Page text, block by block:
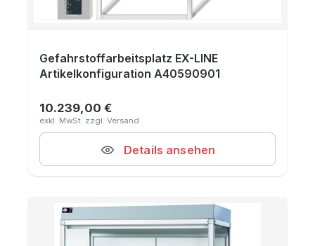
Gefahrstoffarbeitsplatz EX-LINE
Artikelkonfiguration A40590901
Regulärer Preis:
10.239,00 €
Details ansehen